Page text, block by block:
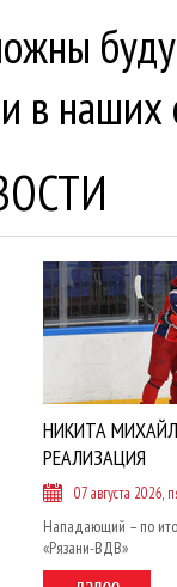
в наших
НИКИТА
РЕАЛИЗАЦИЯ
07 августа 2026,
Нападающий – по
«Рязани-ВДВ»